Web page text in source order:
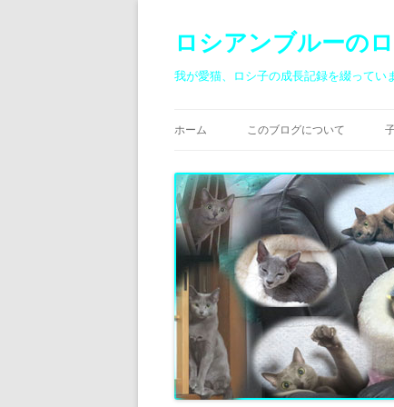
ロシアンブルーの
我が愛猫、ロシ子の成長記録を綴ってい
ホーム このブログについて